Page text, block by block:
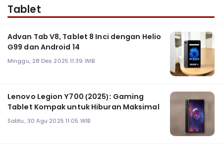
Tablet
Advan Tab V8, Tablet 8 Inci dengan Helio
G99 dan Android 14
Minggu, 28 Des 2025 11:39 WIB
Lenovo Legion Y700 (2025): Gaming
Tablet Kompak untuk Hiburan Maksimal
Sabtu, 30 Agu 2025 11:05 WIB